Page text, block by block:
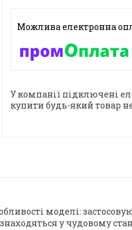
У компанії підключені
купити будь-який товар
моделі:
у чудовому